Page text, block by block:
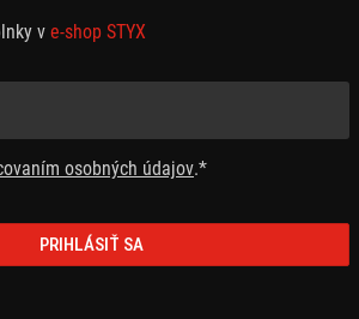
v e-shop STYX
osobných údajov.*
PRIHLÁSIŤ SA